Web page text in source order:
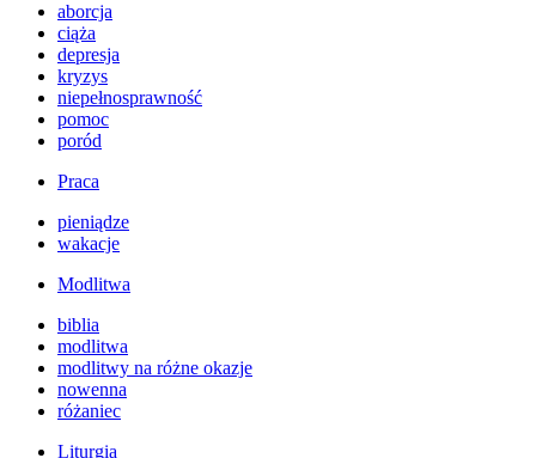
aborcja
ciąża
depresja
kryzys
niepełnosprawność
pomoc
poród
Praca
pieniądze
wakacje
Modlitwa
biblia
modlitwa
modlitwy na różne okazje
nowenna
różaniec
Liturgia